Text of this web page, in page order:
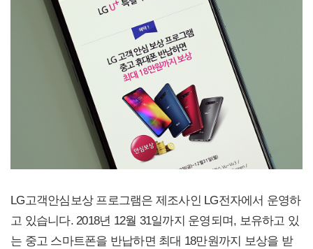
LG고객안심보상 프로그램은 제조사인 LG전자에서 운영하
고 있습니다. 2018년 12월 31일까지 운영되며, 보유하고 있
는 중고 스마트폰을 반납하면 최대 18만원까지 보상을 받